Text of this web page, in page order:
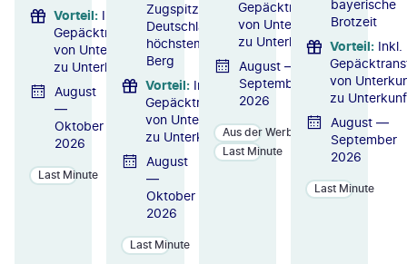
Vorteil: Inkl.
Gepäcktransfer
von Unterkunft
zu Unterkunft
August
—
Oktober
2026
Last Minute
Zugspitze,
Deutschlands
höchstem
Berg
Vorteil: Inkl.
Gepäcktransfer
von Unterkunft
zu Unterkunft
August
—
Oktober
2026
Last Minute
Gepäcktransfer
von Unterkunft
zu Unterkunft
August —
September
2026
Aus der Werbung
Last Minute
bayerische
Brotzeit
Vorteil: Inkl.
von
zu
August —
September
2026
Last Minute